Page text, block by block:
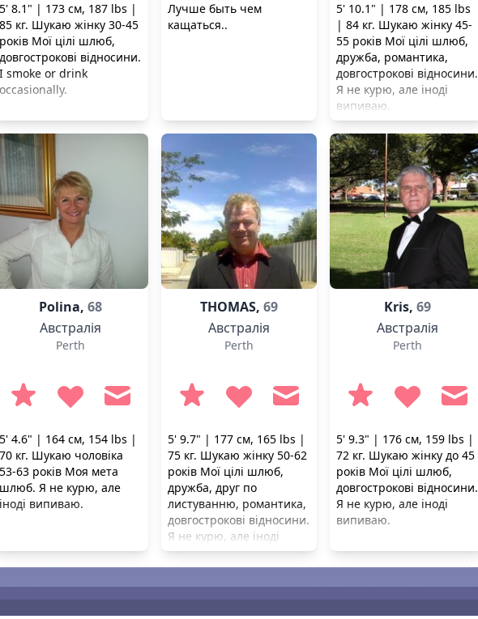
5' 8.1" | 173 см, 187 lbs |
85 кг. Шукаю жінку 30-45
років Мої цілі шлюб,
довгострокові відносини.
I smoke or drink
occasionally.
Лучше быть чем
кащаться..
5' 10.1" | 178 см, 185 lbs
| 84 кг. Шукаю жінку 45-
55 років Мої цілі шлюб,
дружба, романтика,
довгострокові відносини.
Я не курю, але іноді
випиваю.
Polina, 68
Австралія
Perth
5' 4.6" | 164 см, 154 lbs |
70 кг. Шукаю чоловіка
53-63 років Моя мета
шлюб. Я не курю, але
іноді випиваю.
THOMAS, 69
Австралія
Perth
5' 9.7" | 177 см, 165 lbs |
75 кг. Шукаю жінку 50-62
років Мої цілі шлюб,
дружба, друг по
листуванню, романтика,
довгострокові відносини.
Я не курю, але іноді
випиваю.
Kris, 69
Австралія
Perth
5' 9.3" | 176 см, 159 lbs |
72 кг. Шукаю жінку до 45
років Мої цілі шлюб,
довгострокові відносини.
Я не курю, але іноді
випиваю.